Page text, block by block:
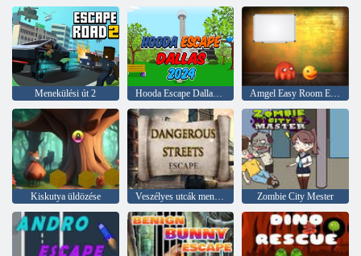
Menekülési út 2 Hooda Escape Dallas 2024 Amgel Easy Room Escape 143
Kiskutya üldözése Veszélyes utcák menekülnek Zombie City Mester